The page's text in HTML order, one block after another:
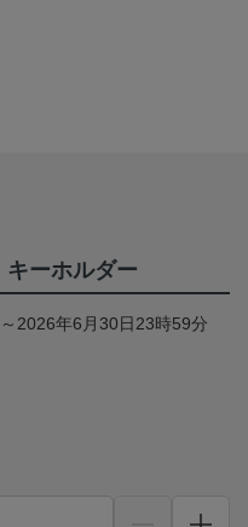
ーホルダー
2026年6月30日23時59分